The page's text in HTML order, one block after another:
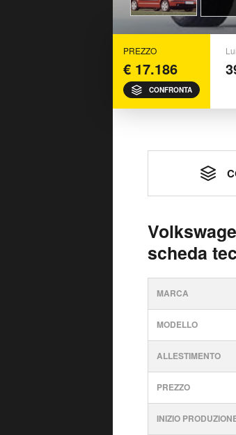
PREZZO
€ 17.186
CONFRONTA
scheda
MARCA
MODELLO
ALLESTIMENTO
PREZZO
INIZIO